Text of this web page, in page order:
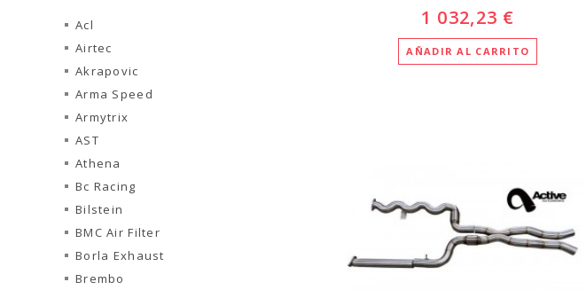
Acl
Airtec
Akrapovic
Arma Speed
Armytrix
AST
Athena
Bc Racing
Bilstein
BMC Air Filter
Borla Exhaust
Brembo
1 032,23 €
AÑADIR AL CARRITO